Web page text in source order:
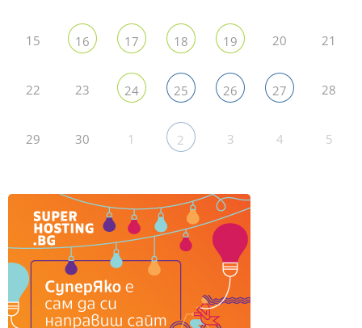
15 16 17 18 19 20 21
22 23 24 25 26 27 28
29 30 1 2 3 4 5